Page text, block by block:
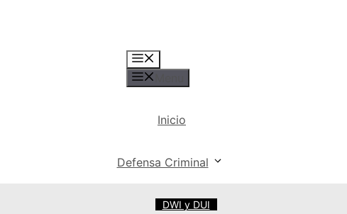
Inicio
Defensa Criminal
DWI y DUI
Defensa Penal